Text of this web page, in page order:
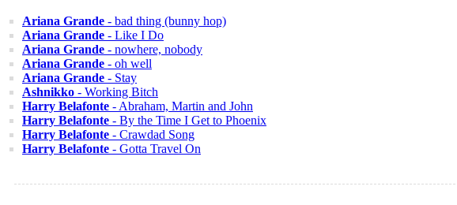
Ariana Grande - bad thing (bunny hop)
Ariana Grande - Like I Do
Ariana Grande - nowhere, nobody
Ariana Grande - oh well
Ariana Grande - Stay
Ashnikko - Working Bitch
Harry Belafonte - Abraham, Martin and John
Harry Belafonte - By the Time I Get to Phoenix
Harry Belafonte - Crawdad Song
Harry Belafonte - Gotta Travel On